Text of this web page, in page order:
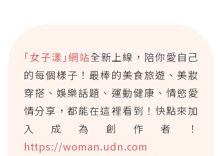
｢女子漾｣網站全新上線，陪你愛自己
的每個樣子！最棒的美食旅遊、美妝
穿搭、娛樂話題、運動健康、情慾愛
情分享，都能在這裡看到！快點來加
入成為創作者！
https://woman.udn.com